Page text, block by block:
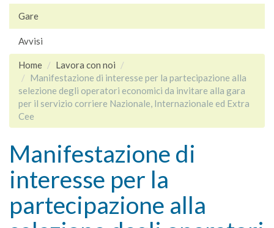
Gare
Avvisi
Home
Lavora con noi
Manifestazione di interesse per la partecipazione alla
selezione degli operatori economici da invitare alla gara
per il servizio corriere Nazionale, Internazionale ed Extra
Cee
Manifestazione di
interesse per la
partecipazione alla